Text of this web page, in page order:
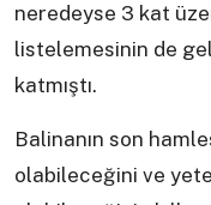
neredeyse 3 kat
listelemesinin de
katmıştı.
Balinanın son
olabileceğini ve